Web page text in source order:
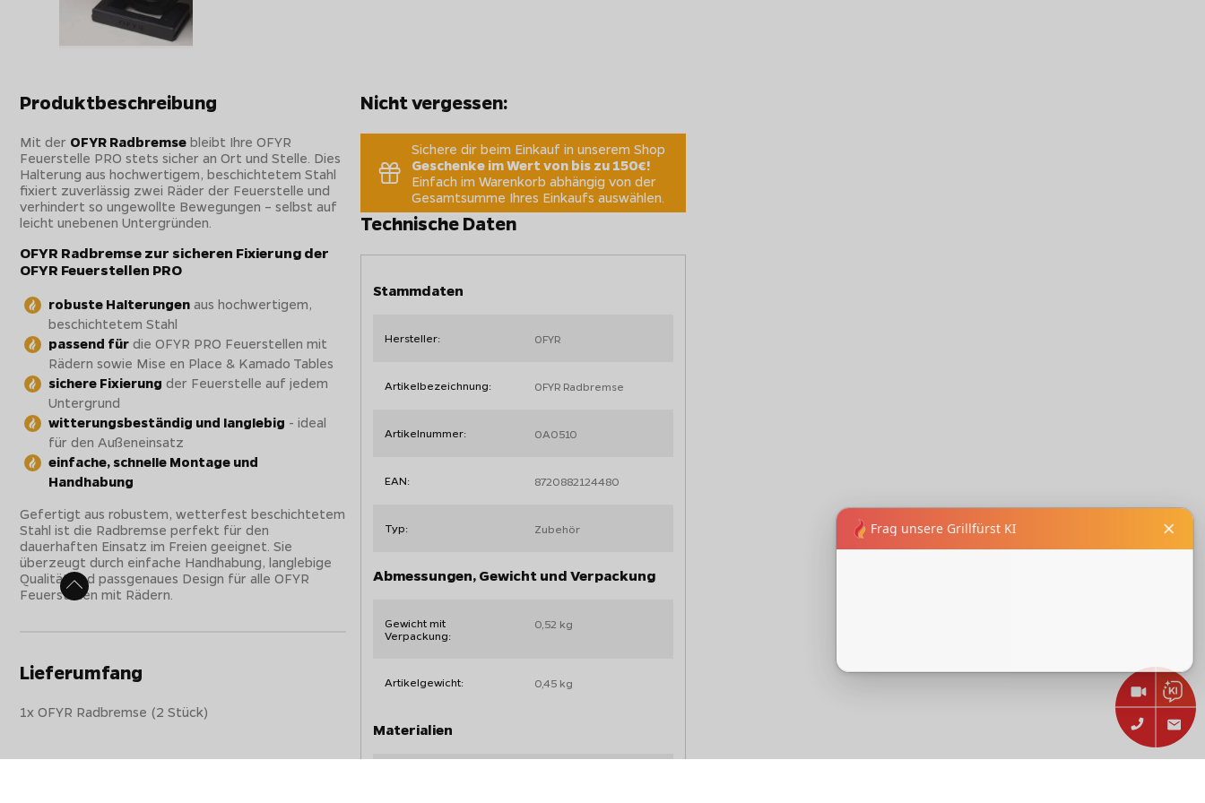
Produktbeschreibung
Mit der OFYR Radbremse bleibt Ihre OFYR
Feuerstelle PRO stets sicher an Ort und Stelle. Dies
Halterung aus hochwertigem, beschichtetem Stahl
fixiert zuverlässig zwei Räder der Feuerstelle und
verhindert so ungewollte Bewegungen – selbst auf
leicht unebenen Untergründen.
OFYR Radbremse zur sicheren Fixierung der
OFYR Feuerstellen PRO
robuste Halterungen aus hochwertigem,
beschichtetem Stahl
passend für die OFYR PRO Feuerstellen mit
Rädern sowie Mise en Place & Kamado Tables
sichere Fixierung der Feuerstelle auf jedem
Untergrund
witterungsbeständig und langlebig - ideal
für den Außeneinsatz
einfache, schnelle Montage und
Handhabung
Gefertigt aus robustem, wetterfest beschichtetem
Stahl ist die Radbremse perfekt für den
dauerhaften Einsatz im Freien geeignet. Sie
überzeugt durch einfache Handhabung, langlebige
Qualität und passgenaues Design für alle OFYR
Feuerstellen mit Rädern.
Lieferumfang
1x OFYR Radbremse (2 Stück)
Nicht vergessen:
Sichere dir beim Einkauf in unserem Shop
Geschenke im Wert von bis zu 150€!
Einfach im Warenkorb abhängig von der
Gesamtsumme Ihres Einkaufs auswählen.
Technische Daten
Stammdaten
Hersteller: OFYR
Artikelbezeichnung: OFYR Radbremse
Artikelnummer: OAO510
EAN: 8720882124480
Typ: Zubehör
Abmessungen, Gewicht und Verpackung
Gewicht mit
Verpackung:
0,52 kg
Artikelgewicht: 0,45 kg
Materialien